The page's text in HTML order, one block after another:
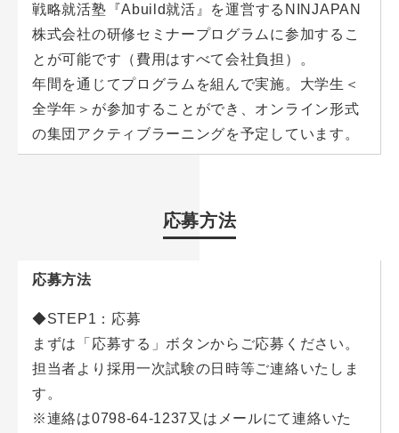
戦略就活塾『Abuild就活』を運営するNINJAPAN
株式会社の研修セミナープログラムに参加するこ
とが可能です（費用はすべて会社負担）。
年間を通じてプログラムを組んで実施。大学生＜
全学年＞が参加することができ、オンライン形式
の集団アクティブラーニングを予定しています。
応募方法
応募方法
◆STEP1：応募
まずは「応募する」ボタンからご応募ください。
担当者より採用一次試験の日時等ご連絡いたしま
す。
※連絡は0798-64-1237又はメールにて連絡いた